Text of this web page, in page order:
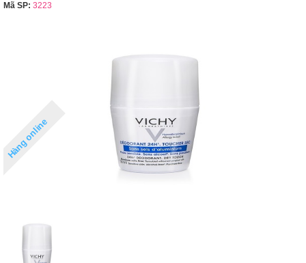
Mã SP: 3223
Hàng online